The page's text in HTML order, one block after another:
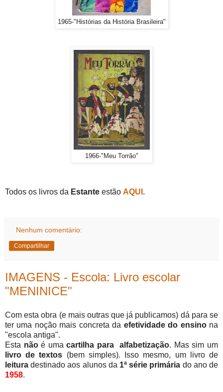
1965-"Histórias da História Brasileira"
1966-"Meu Torrão"
Todos os livros da Estante estão AQUI .
Nenhum comentário:
Compartilhar
IMAGENS - Escola: Livro escolar
"MENINICE"
Com esta obra (e mais outras que já publicamos) dá para se
ter uma noção mais concreta da efetividade do ensino na
"escola antiga".
Esta nãoé umacartilha para alfabetização. Mas sim um
livro de textos (bem simples). Isso mesmo, um livro de
leitura destinado aos alunos da 1ª série primária do ano de
1958.